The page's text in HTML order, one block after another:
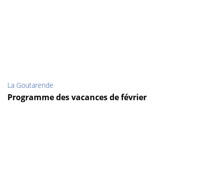
La Goutarende
Programme des vacances de février